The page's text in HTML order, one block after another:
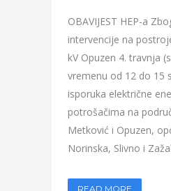
OBAVIJEST HEP-a
intervencije na
kV Opuzen 4. travnja
vremenu od 12 do 15
isporuka električne
potrošačima na
Metković i Opuzen,
Norinska, Slivno i
READ MORE